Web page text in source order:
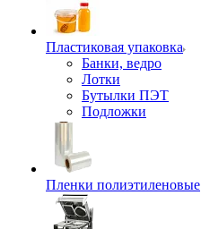
Пластиковая упаковка
Банки, ведро
Лотки
Бутылки ПЭТ
Подложки
Пленки полиэтиленовые